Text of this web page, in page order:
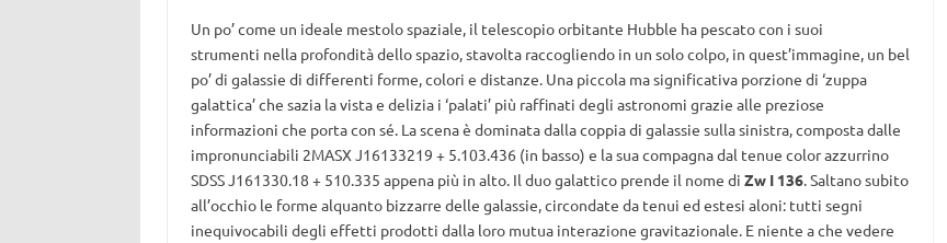
Un po’ come un ideale mestolo spaziale, il telescopio orbitante Hubble ha pescato con i suoi
strumenti nella profondità dello spazio, stavolta raccogliendo in un solo colpo, in quest’immagine, un bel
po’ di galassie di differenti forme, colori e distanze. Una piccola ma significativa porzione di ‘zuppa
galattica’ che sazia la vista e delizia i ‘palati’ più raffinati degli astronomi grazie alle preziose
informazioni che porta con sé. La scena è dominata dalla coppia di galassie sulla sinistra, composta dalle
impronunciabili 2MASX J16133219 + 5.103.436 (in basso) e la sua compagna dal tenue color azzurrino
SDSS J161330.18 + 510.335 appena più in alto. Il duo galattico prende il nome di Zw I 136. Saltano subito
all’occhio le forme alquanto bizzarre delle galassie, circondate da tenui ed estesi aloni: tutti segni
inequivocabili degli effetti prodotti dalla loro mutua interazione gravitazionale. E niente a che vedere